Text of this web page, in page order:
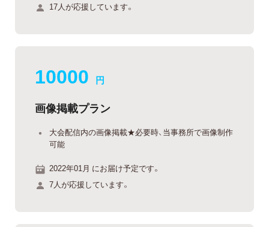
17人が応援しています。
10000 円
画像掲載プラン
大会配信内の画像掲載★必要時、当事務所で画像制作
可能
2022年01月 にお届け予定です。
7人が応援しています。